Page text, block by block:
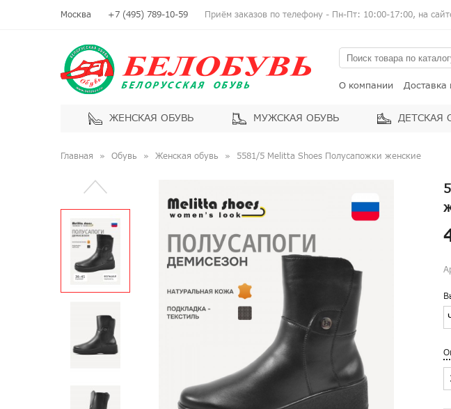
Москва +7 (495) 789-10-59 Приём заказов по телефону - Пн-Пт: 10:00-17:00, на
О компании Доставка
ЖЕНСКАЯ ОБУВЬ МУЖСКАЯ ОБУВЬ ДЕТСКАЯ
Главная Обувь Женская обувь 5581/5 Melitta Shoes Полусапожки женские